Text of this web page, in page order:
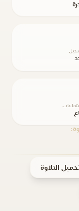
التلاوة